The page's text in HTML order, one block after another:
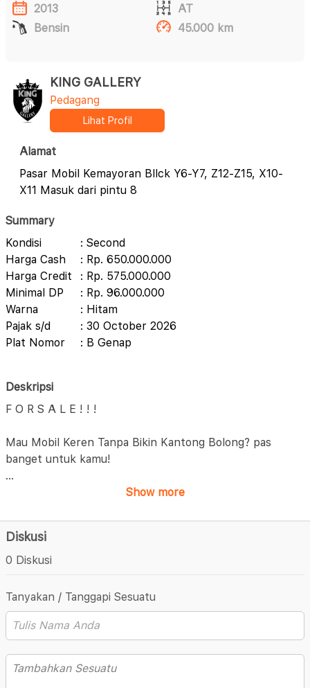
2013
AT
Bensin
45.000 km
KING GALLERY
Pedagang
Lihat Profil
Alamat
Pasar Mobil Kemayoran Bllck Y6-Y7, Z12-Z15, X10-
X11 Masuk dari pintu 8
Summary
Kondisi
: Second
Harga Cash
: Rp. 650.000.000
Harga Credit
: Rp. 575.000.000
Minimal DP
: Rp. 96.000.000
Warna
: Hitam
Pajak s/d
: 30 October 2026
Plat Nomor
: B Genap
Deskripsi
F O R S A L E ! ! !
Mau Mobil Keren Tanpa Bikin Kantong Bolong? pas
banget untuk kamu!
...
Show more
Diskusi
0 Diskusi
Tanyakan / Tanggapi Sesuatu